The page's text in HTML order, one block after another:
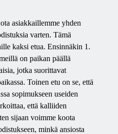
asiakkaillemme yhden
varten. Tämä
kaksi etua. Ensinnäkin 1.
on paikan päällä
jotka suorittavat
Toinen etu on se, että
sopimukseen useiden
että kalliiden
sijaan voimme koota
minkä ansiosta